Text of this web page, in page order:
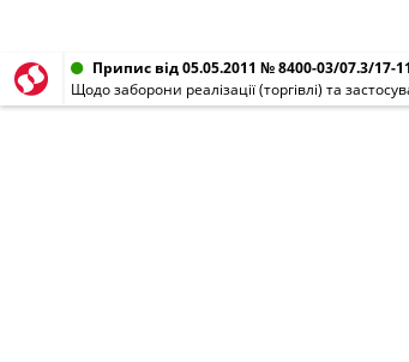
Припис від 05.05.2011 № 8400-03/07.3/17-11
Щодо заборони реалізації (торгівлі) та